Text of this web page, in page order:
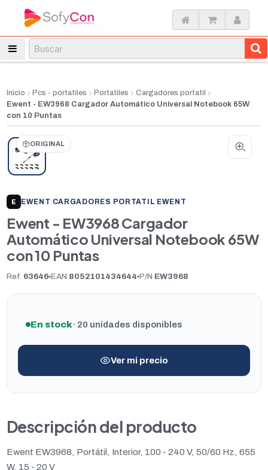
Inicio Pcs - portatiles Portatiles
Cargadores portatil
Ewent - EW3968 Cargador Automático Universal Notebook 65W
con 10 Puntas
ORIGINAL
E EWENT CARGADORES PORTATIL EWENT
Ewent - EW3968 Cargador
Automático Universal Notebook 65W
con 10 Puntas
Ref. 63646 EAN 8052101434644 P/N EW3968
En stock· 20 unidades disponibles
Ver mi precio
Descripción del producto
Ewent EW3968, Portátil, Interior, 100 - 240 V, 50/60 Hz, 655
W, 15 - 20 V